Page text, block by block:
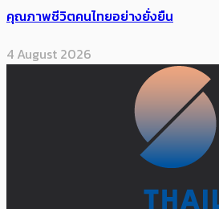
คุณภาพชีวิตคนไทยอย่างยั่งยืน
4 August 2026